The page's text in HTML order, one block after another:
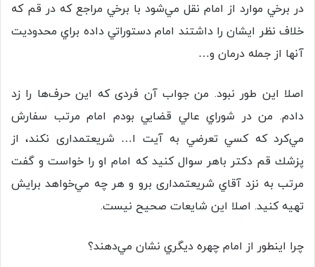
در برخي موارد از امام نقل مي‌شود با برخي مراجع كه در قم که
خلاف نظر ایشان را داشتند امام دستوراتي داده براي محدوديت
آنها از جمله درمان و…
اصلا اين طور نبود. من جواب آن فردی که این حرف‌ها را زد
دادم. من در شوراي عالي قضايي بودم امام مرتب سفارش
مي‌كرد كه كسي تعرضي به آیت ا… شريعتمداری نكند، از
پزشك قم دكتر باهر سوال كنيد كه امام او را خواست و گفت
مرتب به نزد آقاي شريعتمداری برو و هر چه مي‌خواهد برايش
تهيه كنيد. اصلا اين شايعات صحيح نيست.
چرا اينطور از امام چهره ديگري نشان مي‌دهند؟